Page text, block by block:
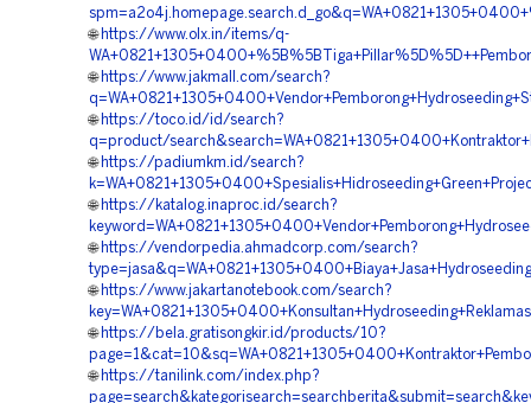
🌐 https://www.olx.in/items/q-
🌐 https://www.jakmall.com/search?
🌐 https://toco.id/id/search?
q=product/
🌐 https://padiumkm.id/search?
🌐 https://katalog.inaproc.id/search?
🌐 https://vendorpedia.ahmadcorp.com/search?
🌐 https://www.jakartanotebook.com/search?
🌐 https://bela.gratisongkir.id/products/10?
🌐 https://tanilink.com/index.php?